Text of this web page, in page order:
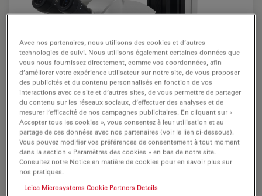
Avec nos partenaires, nous utilisons des cookies et d’autres
technologies de suivi. Nous utilisons également certaines données que
vous nous fournissez directement, comme vos coordonnées, afin
d’améliorer votre expérience utilisateur sur notre site, de vous proposer
des publicités et du contenu personnalisés en fonction de vos
interactions avec ce site et d’autres sites, de vous permettre de partager
du contenu sur les réseaux sociaux, d’effectuer des analyses et de
mesurer l’efficacité de nos campagnes publicitaires. En cliquant sur «
Accepter tous les cookies », vous consentez à leur utilisation et au
partage de ces données avec nos partenaires (voir le lien ci-dessous).
Vous pouvez modifier vos préférences de consentement à tout moment
dans la section « Paramètres des cookies » en bas de notre site.
Consultez notre Notice en matière de cookies pour en savoir plus sur
nos pratiques.
Leica Microsystems Cookie Partners Details